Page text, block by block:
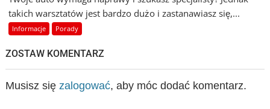
takich warsztatów jest bardzo dużo i zastanawiasz się,...
Informacje Porady
ZOSTAW KOMENTARZ
Musisz się zalogować, aby móc dodać komentarz.